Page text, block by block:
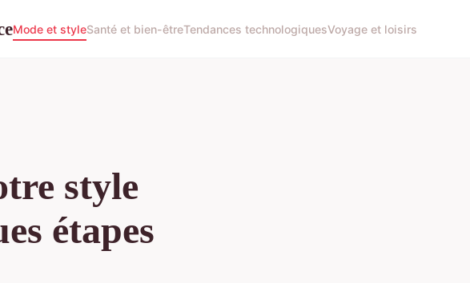
Mode et styleSanté et bien-êtreTendances technologiquesVoyage et loisirs
style
étapes